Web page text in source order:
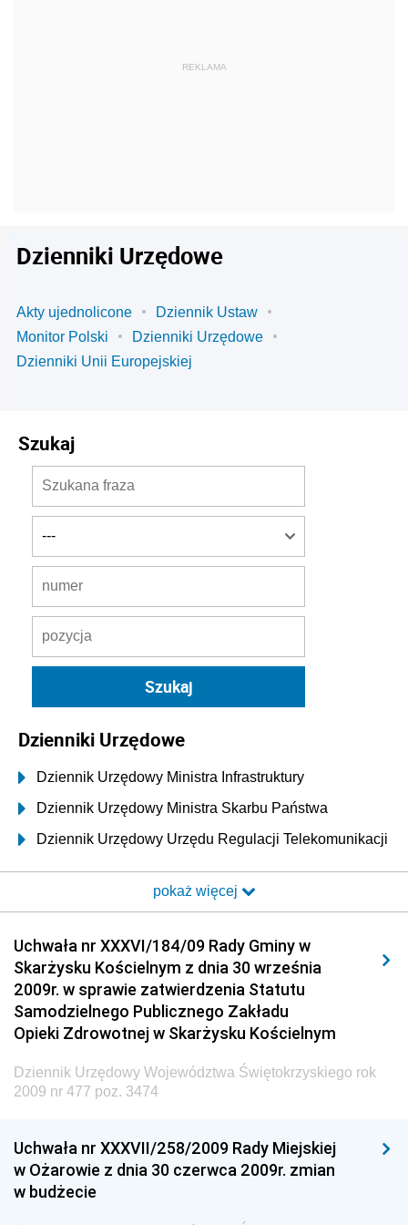
Dzienniki Urzędowe
Akty ujednolicone
Dziennik Ustaw
Monitor Polski
Dzienniki Urzędowe
Dzienniki Unii Europejskiej
Szukaj
Dzienniki Urzędowe
Dziennik Urzędowy Ministra Infrastruktury
Dziennik Urzędowy Ministra Skarbu Państwa
Dziennik Urzędowy Urzędu Regulacji Telekomunikacji
Dziennik Urzędowy Ministra Transportu i Budownictwa
Elektronicznej
Dziennik Urzędowy Ministra Spraw Wewnętrznych i
Administracji
Dziennik Urzędowy Ministra Transportu
Dziennik Urzędowy Ministra Budownictwa
Dziennik Urzędowy Ministra Nauki i Szkolnictwa
Dziennik Urzędowy Głównego Urzędu Miar
Dziennik Urzędowy Ministra Rolnictwa i Rozwoju Wsi
pokaż więcej
Uchwała nr XXXVI/184/09 Rady Gminy w
Skarżysku Kościelnym z dnia 30 września
2009r. w sprawie zatwierdzenia Statutu
Samodzielnego Publicznego Zakładu
Opieki Zdrowotnej w Skarżysku Kościelnym
Dziennik Urzędowy Województwa Świętokrzyskiego rok
2009 nr 477 poz. 3474
Uchwała nr XXXVII/258/2009 Rady Miejskiej
w Ożarowie z dnia 30 czerwca 2009r. zmian
w budżecie